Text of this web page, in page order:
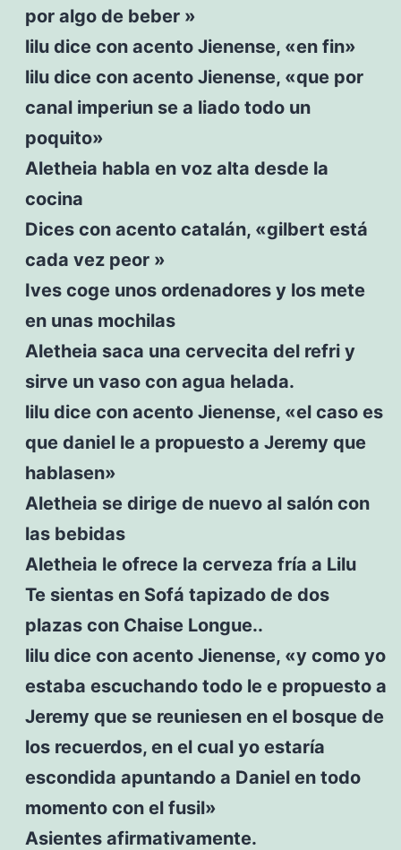
por algo de beber »
lilu dice con acento Jienense, «en fin»
lilu dice con acento Jienense, «que por
canal imperiun se a liado todo un
poquito»
Aletheia habla en voz alta desde la
cocina
Dices con acento catalán, «gilbert está
cada vez peor »
Ives coge unos ordenadores y los mete
en unas mochilas
Aletheia saca una cervecita del refri y
sirve un vaso con agua helada.
lilu dice con acento Jienense, «el caso es
que daniel le a propuesto a Jeremy que
hablasen»
Aletheia se dirige de nuevo al salón con
las bebidas
Aletheia le ofrece la cerveza fría a Lilu
Te sientas en Sofá tapizado de dos
plazas con Chaise Longue..
lilu dice con acento Jienense, «y como yo
estaba escuchando todo le e propuesto a
Jeremy que se reuniesen en el bosque de
los recuerdos, en el cual yo estaría
escondida apuntando a Daniel en todo
momento con el fusil»
Asientes afirmativamente.